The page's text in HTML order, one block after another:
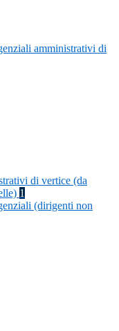
amministrativi di
di vertice (da
1
(dirigenti non